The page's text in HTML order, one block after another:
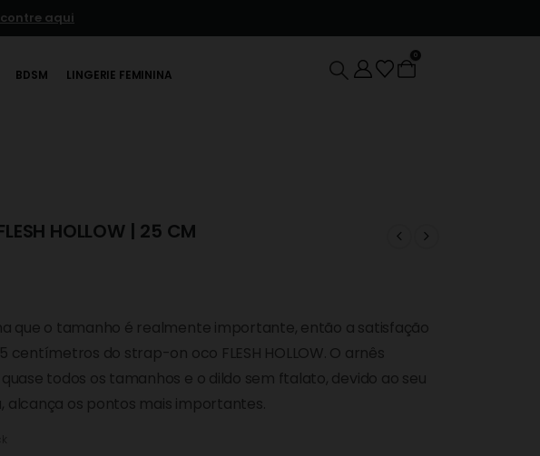
BDSM LINGERIE FEMININA
0
HOLLOW | 25 CM
que o tamanho é realmente importante, então a satisfação
centímetros do strap-on oco FLESH HOLLOW. O arnês
todos os tamanhos e o dildo sem ftalato, devido ao seu
os pontos mais importantes.